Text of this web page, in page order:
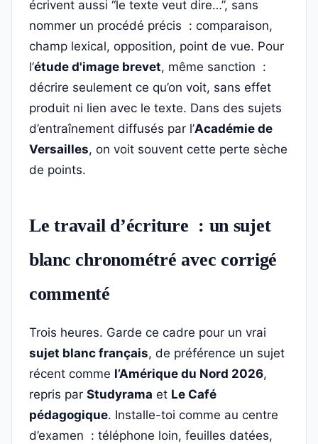
écrivent aussi “le texte veut dire…”, sans
nommer un procédé précis : comparaison,
champ lexical, opposition, point de vue. Pour
l’étude d'image brevet, même sanction :
décrire seulement ce qu’on voit, sans effet
produit ni lien avec le texte. Dans des sujets
d’entraînement diffusés par l’Académie de
Versailles, on voit souvent cette perte sèche
de points.
Le travail d’écriture : un sujet
blanc chronométré avec corrigé
commenté
Trois heures. Garde ce cadre pour un vrai
sujet blanc français, de préférence un sujet
récent comme l’Amérique du Nord 2026,
repris par Studyrama et Le Café
pédagogique. Installe-toi comme au centre
d’examen : téléphone loin, feuilles datées,